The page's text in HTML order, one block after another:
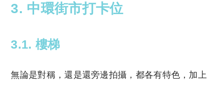
3. 中環街市打卡位
3.1. 樓梯
無論是對稱，還是還旁邊拍攝，都各有特色，加上